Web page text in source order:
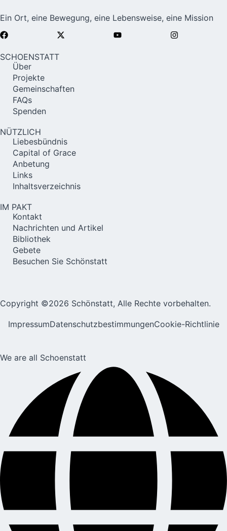
Ein Ort, eine Bewegung, eine Lebensweise, eine Mission
SCHOENSTATT
Über
Projekte
Gemeinschaften
FAQs
Spenden
NÜTZLICH
Liebesbündnis
Capital of Grace
Anbetung
Links
Inhaltsverzeichnis
IM PAKT
Kontakt
Nachrichten und Artikel
Bibliothek
Gebete
Besuchen Sie Schönstatt
Copyright ©2026 Schönstatt, Alle Rechte vorbehalten.
ImpressumDatenschutzbestimmungenCookie-Richtlinie
We are all Schoenstatt